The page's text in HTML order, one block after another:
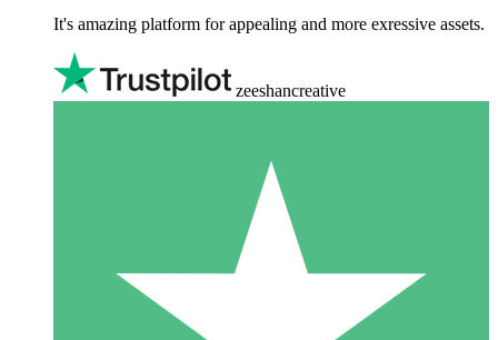
It's amazing platform for appealing and more exressive assets.
zeeshancreative